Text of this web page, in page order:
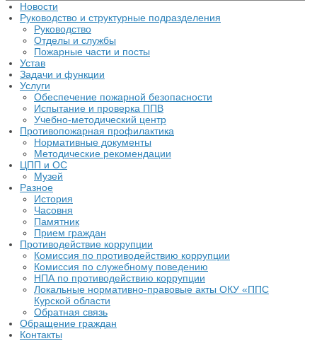
Новости
Руководство и структурные подразделения
Руководство
Отделы и службы
Пожарные части и посты
Устав
Задачи и функции
Услуги
Обеспечение пожарной безопасности
Испытание и проверка ППВ
Учебно-методический центр
Противопожарная профилактика
Нормативные документы
Методические рекомендации
ЦПП и ОС
Музей
Разное
История
Часовня
Памятник
Прием граждан
Противодействие коррупции
Комиссия по противодействию коррупции
Комиссия по служебному поведению
НПА по противодействию коррупции
Локальные нормативно-правовые акты ОКУ «ППС
Курской области
Обратная связь
Обращение граждан
Контакты